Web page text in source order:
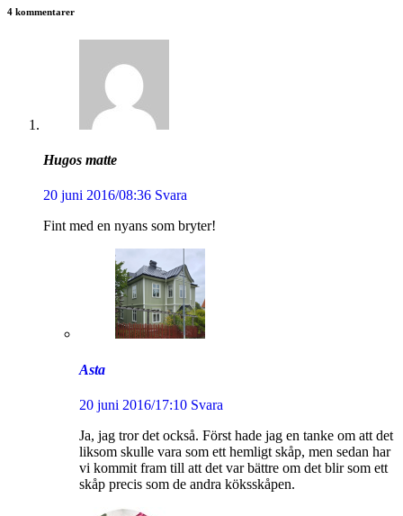
4 kommentarer
Hugos matte
20 juni 2016/08:36 Svara
Fint med en nyans som bryter!
Asta
20 juni 2016/17:10 Svara
Ja, jag tror det också. Först hade jag en tanke om att det
liksom skulle vara som ett hemligt skåp, men sedan har
vi kommit fram till att det var bättre om det blir som ett
skåp precis som de andra köksskåpen.